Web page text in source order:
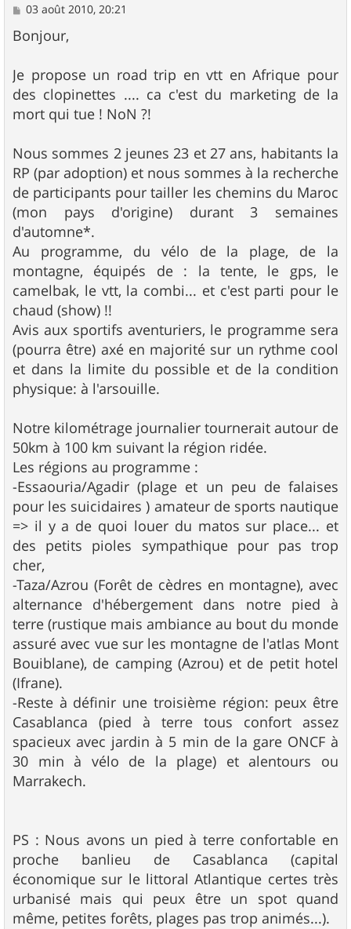
M
s
s
g
e
03 août 2010, 20:21
Bonjour,
Je propose un road trip en vtt en Afrique pour
des clopinettes .... ca c'est du marketing de la
mort qui tue ! NoN ?!
Nous sommes 2 jeunes 23 et 27 ans, habitants la
RP (par adoption) et nous sommes à la recherche
de participants pour tailler les chemins du Maroc
(mon pays d'origine) durant 3 semaines
d'automne*.
Au programme, du vélo de la plage, de la
montagne, équipés de : la tente, le gps, le
camelbak, le vtt, la combi... et c'est parti pour le
chaud (show) !!
Avis aux sportifs aventuriers, le programme sera
(pourra être) axé en majorité sur un rythme cool
et dans la limite du possible et de la condition
physique: à l'arsouille.
Notre kilométrage journalier tournerait autour de
50km à 100 km suivant la région ridée.
Les régions au programme :
-Essaouria/Agadir (plage et un peu de falaises
pour les suicidaires ) amateur de sports nautique
=> il y a de quoi louer du matos sur place... et
des petits pioles sympathique pour pas trop
cher,
-Taza/Azrou (Forêt de cèdres en montagne), avec
alternance d'hébergement dans notre pied à
terre (rustique mais ambiance au bout du monde
assuré avec vue sur les montagne de l'atlas Mont
Bouiblane), de camping (Azrou) et de petit hotel
(Ifrane).
-Reste à définir une troisième région: peux être
Casablanca (pied à terre tous confort assez
spacieux avec jardin à 5 min de la gare ONCF à
30 min à vélo de la plage) et alentours ou
Marrakech.
PS : Nous avons un pied à terre confortable en
proche banlieu de Casablanca (capital
économique sur le littoral Atlantique certes très
urbanisé mais qui peux être un spot quand
même, petites forêts, plages pas trop animés...).